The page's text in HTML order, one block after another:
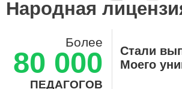
эти годы нашей дружбы ты
идеи, заставлял думать,
учителей объединяет крыша
Суханова Светлана
воспитатель ДО-2,
Москва
Народная
Более
80 000
ПЕДАГОГОВ
Стали
Моего